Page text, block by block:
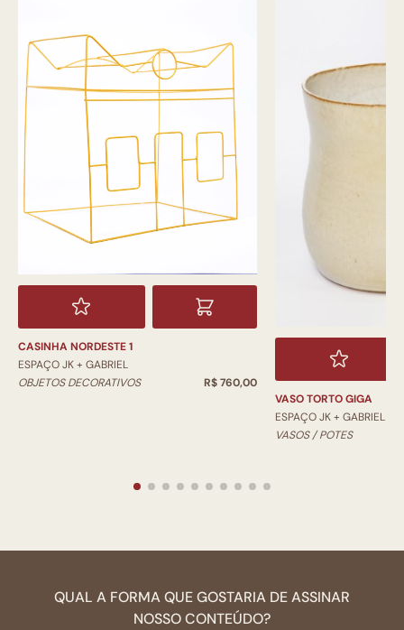
CASINHA NORDESTE 1
ESPAÇO JK + GABRIEL
OBJETOS DECORATIVOS
R$ 760,00
VASO TORTO GIGA
ESPAÇO JK + GABRIEL
VASOS / POTES
QUAL A FORMA QUE GOSTARIA DE ASSINAR
NOSSO CONTEÚDO?